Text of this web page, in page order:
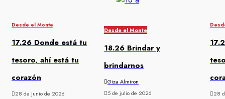
Desde el Monte
17.26 Donde está tu
tesoro, ahí está tu
corazón
28 de junio de 2026
Desde el Monte
18.26 Brindar y
brindarnos
Giza Almiron
5 de julio de 2026
28